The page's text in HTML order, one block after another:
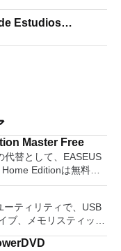
Estudios
Master Free
代替として、EASEUS
Editionは無料の
ーティションソリュー
スク管理ユーティリテ
ションの拡張（特にシ
）、ディスク領域の管
パーティションテ
ーティリティで、USB
ブ、メモリスティック
USBフラッシュドライ
および作成できます。